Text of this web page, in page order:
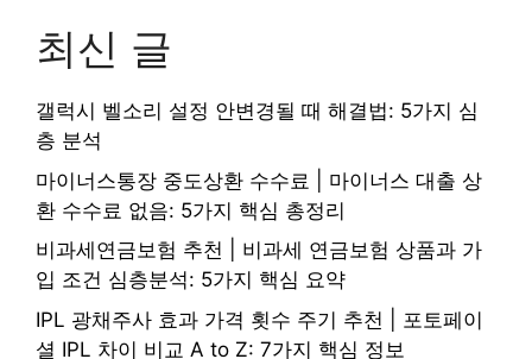
최신 글
갤럭시 벨소리 설정 안변경될 때 해결법: 5가지 심
층 분석
마이너스통장 중도상환 수수료 | 마이너스 대출 상
환 수수료 없음: 5가지 핵심 총정리
비과세연금보험 추천 | 비과세 연금보험 상품과 가
입 조건 심층분석: 5가지 핵심 요약
IPL 광채주사 효과 가격 횟수 주기 추천 | 포토페이
셜 IPL 차이 비교 A to Z: 7가지 핵심 정보